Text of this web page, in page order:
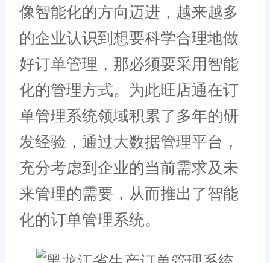
像智能化的方向迈进，越来越多
的企业认识到想要科学合理地做
好订单管理，那必须要采用智能
化的管理方式。为此旺店通在订
单管理系统领域积累了多年的研
发经验，通过大数据管理平台，
充分考虑到企业的当前需求及未
来管理的需要，从而推出了智能
化的订单管理系统。